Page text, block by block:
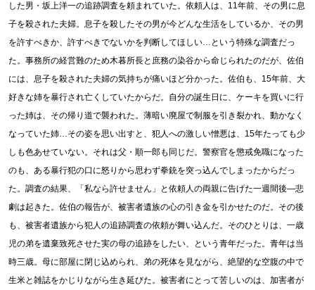
した男・坂上洋一の追跡調査を頼まれていた。依頼人は、11年前、その男に息
子を殺された夫婦。息子を殺したその男が今どんな生活をしているか、その男
を許すべきか、許すべきでないかを判断してほしい…という特殊な調査だっ
た。事務所の経営難のため木暮所長と庶務の染谷から命じられたのだが、佐伯
には、息子を殺された夫婦の気持ちが痛いほど分かった。佐伯も、15年前、大
好きな姉を暴行され亡くしていたからだ。自分の誕生日に、ケーキを買いに行
った姉は、その帰り道で襲われた。薄暗い廃屋で制服を引き裂かれ、動かなく
なっていた姉…その姿を思い出すと、犯人への激しい憎悪は、15年たっても少
しも色あせていない。それは父・順一郎も同じだ。警察官を懲戒免職になった
のも、ある暴行犯の口に怒りから思わず拳銃を突っ込んでしまったからだっ
た。調査の結果、「私なら許せません」と依頼人の両親に告げた一週間後―悲
劇は起きた。佐伯の報告が、被害者遺族の心の引き金を引かせたのだ。その後
も、被害者遺族から犯人の追跡調査の依頼が舞い込んだ。そのひとりは、一歳
児の弟を遺棄致死させた実の母の追跡をしたい、という青年だった。青年は当
時三歳。母に部屋に閉じ込められ、弟の死体を見ながら、絶望的な空腹の中で
生米と雑誌をかじりながら生き延びた。被害者にとって苦しいのは、加害者が